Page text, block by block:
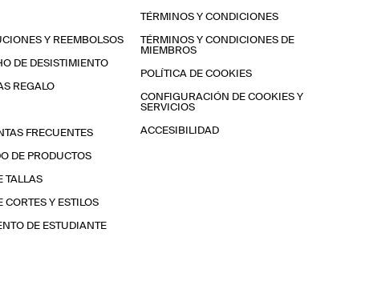
Y REEMBOLSOS
DE DESISTIMIENTO
REGALO
FRECUENTES
DE PRODUCTOS
TALLAS
CORTES Y ESTILOS
DE ESTUDIANTE
TÉRMINOS Y CONDICIONES
TÉRMINOS Y CONDICIONES DE
MIEMBROS
POLÍTICA DE COOKIES
CONFIGURACIÓN DE COOKIES Y
SERVICIOS
ACCESIBILIDAD